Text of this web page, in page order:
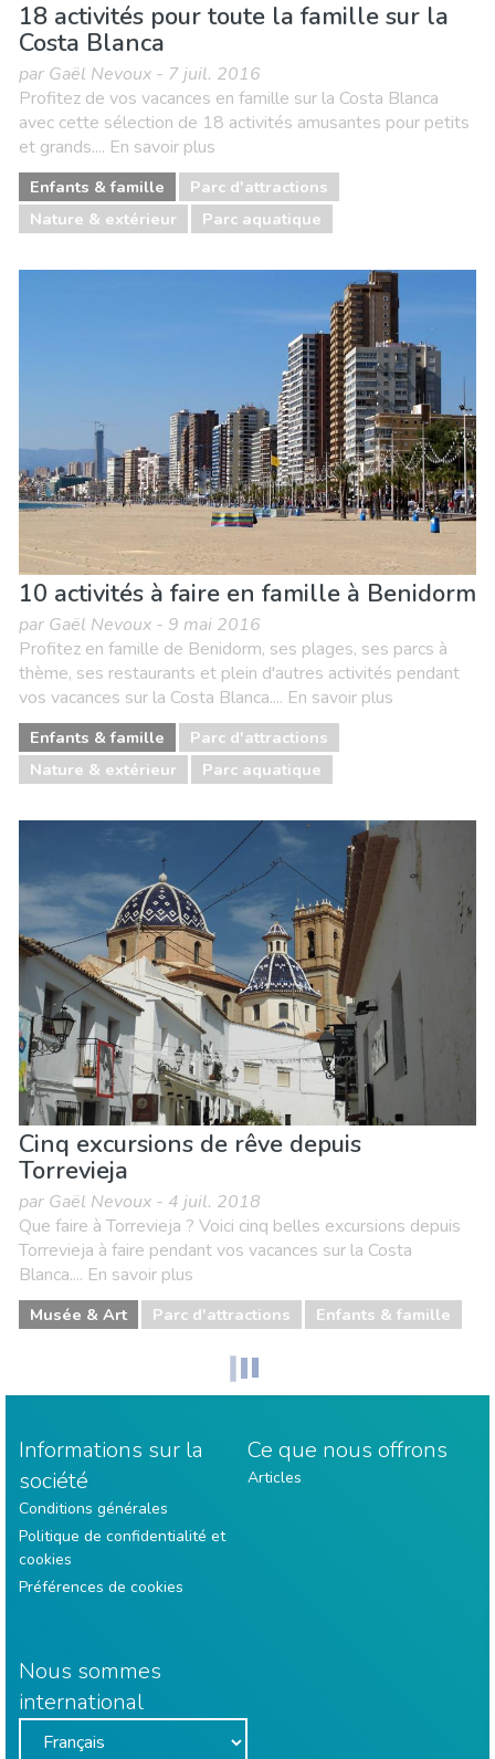
18 activités pour toute la famille sur la
Costa Blanca
par Gaël Nevoux - 7 juil. 2016
Profitez de vos vacances en famille sur la Costa Blanca
avec cette sélection de 18 activités amusantes pour petits
et grands.... En savoir plus
Enfants & famille
Parc d'attractions
Nature & extérieur
Parc aquatique
10 activités à faire en famille à Benidorm
par Gaël Nevoux - 9 mai 2016
Profitez en famille de Benidorm, ses plages, ses parcs à
thème, ses restaurants et plein d'autres activités pendant
vos vacances sur la Costa Blanca.... En savoir plus
Enfants & famille
Parc d'attractions
Nature & extérieur
Parc aquatique
Cinq excursions de rêve depuis
Torrevieja
par Gaël Nevoux - 4 juil. 2018
Que faire à Torrevieja ? Voici cinq belles excursions depuis
Torrevieja à faire pendant vos vacances sur la Costa
Blanca.... En savoir plus
Musée & Art Parc d'attractions Enfants & famille
Informations sur la
société
Conditions générales
Politique de confidentialité et
cookies
Préférences de cookies
Ce que nous offrons
Articles
Nous sommes
international